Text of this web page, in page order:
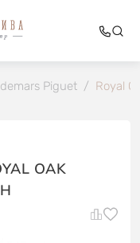
Piguet / Royal
OAK